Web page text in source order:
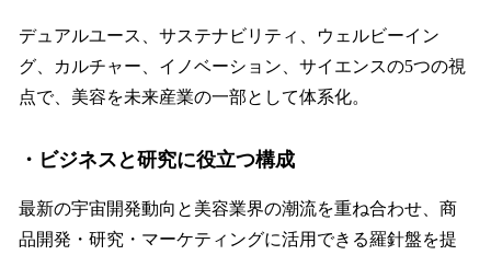
デュアルユース、サステナビリティ、ウェルビーイン
グ、カルチャー、イノベーション、サイエンスの5つの視
点で、美容を未来産業の一部として体系化。
・ビジネスと研究に役立つ構成
最新の宇宙開発動向と美容業界の潮流を重ね合わせ、商
品開発・研究・マーケティングに活用できる羅針盤を提